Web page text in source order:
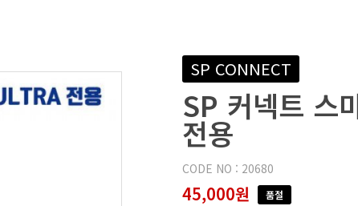
SP CONNECT
SP 커넥트 스
전용
CODE NO : 20680
45,000원 품절